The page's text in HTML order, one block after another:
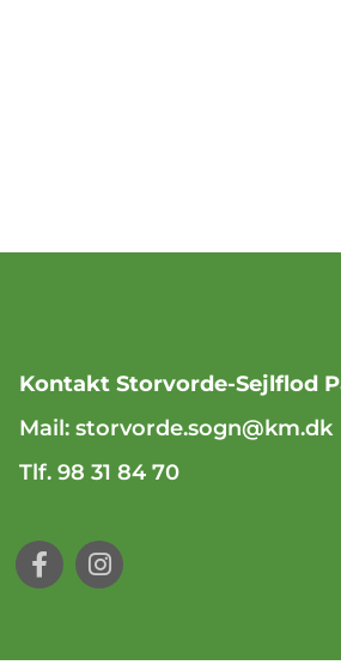
Kontakt Storvorde-Sejlflod
Mail: storvorde.sogn@km.dk
Tlf. 98 31 84 70